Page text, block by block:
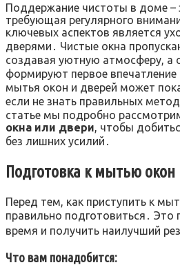
Поддержание чистоты в доме –
требующая регулярного
ключевых аспектов является
дверями․ Чистые окна
создавая уютную атмосферу, а
формируют первое
мытья окон и дверей может
если не знать правильных
статье мы подробно
окна или двери, чтобы
без лишних усилий․
Подготовка к мытью окон
Перед тем, как приступить к
правильно подготовиться․ Это
время и получить наилучший
Что вам понадобится: